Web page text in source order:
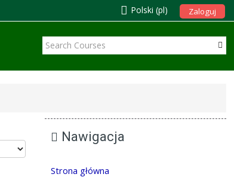
Zaloguj
Polski ‎(pl)‎
Nawigacja
Strona główna